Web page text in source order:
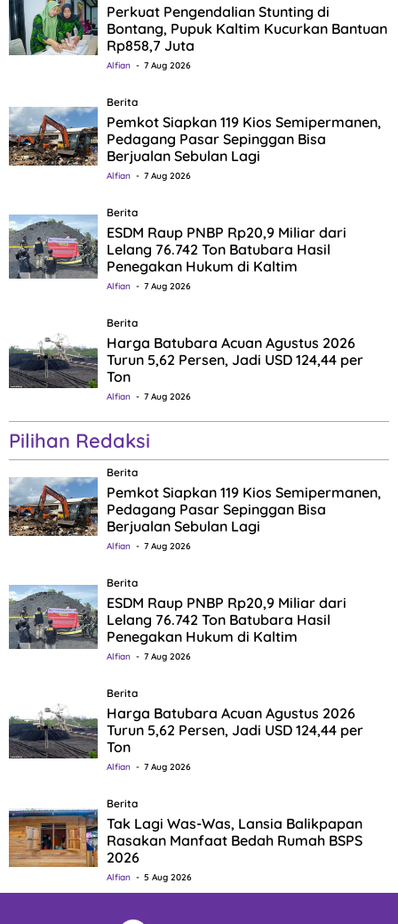
Perkuat Pengendalian Stunting di
Bontang, Pupuk Kaltim Kucurkan Bantuan
Rp858,7 Juta
Alfian 7 Aug 2026
Berita
Pemkot Siapkan 119 Kios Semipermanen,
Pedagang Pasar Sepinggan Bisa
Berjualan Sebulan Lagi
Alfian 7 Aug 2026
Berita
ESDM Raup PNBP Rp20,9 Miliar dari
Lelang 76.742 Ton Batubara Hasil
Penegakan Hukum di Kaltim
Alfian 7 Aug 2026
Berita
Harga Batubara Acuan Agustus 2026
Turun 5,62 Persen, Jadi USD 124,44 per
Ton
Alfian 7 Aug 2026
Pilihan Redaksi
Berita
Pemkot Siapkan 119 Kios Semipermanen,
Pedagang Pasar Sepinggan Bisa
Berjualan Sebulan Lagi
Alfian 7 Aug 2026
Berita
ESDM Raup PNBP Rp20,9 Miliar dari
Lelang 76.742 Ton Batubara Hasil
Penegakan Hukum di Kaltim
Alfian 7 Aug 2026
Berita
Harga Batubara Acuan Agustus 2026
Turun 5,62 Persen, Jadi USD 124,44 per
Ton
Alfian 7 Aug 2026
Berita
Tak Lagi Was-Was, Lansia Balikpapan
Rasakan Manfaat Bedah Rumah BSPS
2026
Alfian 5 Aug 2026